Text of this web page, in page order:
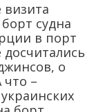
визита
судна
в порт
о
что –